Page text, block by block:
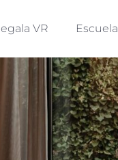
VR Escuela